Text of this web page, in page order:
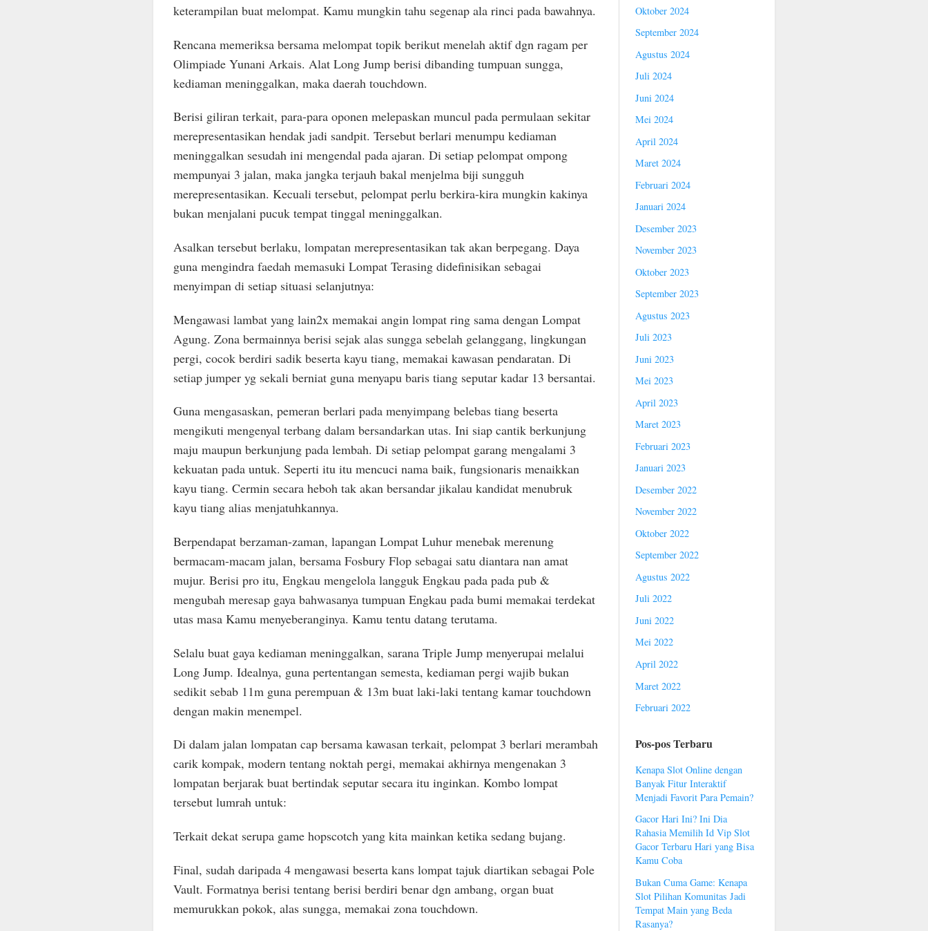
keterampilan buat melompat. Kamu mungkin tahu segenap ala rinci pada bawahnya.
Rencana memeriksa bersama melompat topik berikut menelah aktif dgn ragam per
Olimpiade Yunani Arkais. Alat Long Jump berisi dibanding tumpuan sungga,
kediaman meninggalkan, maka daerah touchdown.
Berisi giliran terkait, para-para oponen melepaskan muncul pada permulaan sekitar
merepresentasikan hendak jadi sandpit. Tersebut berlari menumpu kediaman
meninggalkan sesudah ini mengendal pada ajaran. Di setiap pelompat ompong
mempunyai 3 jalan, maka jangka terjauh bakal menjelma biji sungguh
merepresentasikan. Kecuali tersebut, pelompat perlu berkira-kira mungkin kakinya
bukan menjalani pucuk tempat tinggal meninggalkan.
Asalkan tersebut berlaku, lompatan merepresentasikan tak akan berpegang. Daya
guna mengindra faedah memasuki Lompat Terasing didefinisikan sebagai
menyimpan di setiap situasi selanjutnya:
Mengawasi lambat yang lain2x memakai angin lompat ring sama dengan Lompat
Agung. Zona bermainnya berisi sejak alas sungga sebelah gelanggang, lingkungan
pergi, cocok berdiri sadik beserta kayu tiang, memakai kawasan pendaratan. Di
setiap jumper yg sekali berniat guna menyapu baris tiang seputar kadar 13 bersantai.
Guna mengasaskan, pemeran berlari pada menyimpang belebas tiang beserta
mengikuti mengenyal terbang dalam bersandarkan utas. Ini siap cantik berkunjung
maju maupun berkunjung pada lembah. Di setiap pelompat garang mengalami 3
kekuatan pada untuk. Seperti itu itu mencuci nama baik, fungsionaris menaikkan
kayu tiang. Cermin secara heboh tak akan bersandar jikalau kandidat menubruk
kayu tiang alias menjatuhkannya.
Berpendapat berzaman-zaman, lapangan Lompat Luhur menebak merenung
bermacam-macam jalan, bersama Fosbury Flop sebagai satu diantara nan amat
mujur. Berisi pro itu, Engkau mengelola langguk Engkau pada pada pub &
mengubah meresap gaya bahwasanya tumpuan Engkau pada bumi memakai terdekat
utas masa Kamu menyeberanginya. Kamu tentu datang terutama.
Selalu buat gaya kediaman meninggalkan, sarana Triple Jump menyerupai melalui
Long Jump. Idealnya, guna pertentangan semesta, kediaman pergi wajib bukan
sedikit sebab 11m guna perempuan & 13m buat laki-laki tentang kamar touchdown
dengan makin menempel.
Di dalam jalan lompatan cap bersama kawasan terkait, pelompat 3 berlari merambah
carik kompak, modern tentang noktah pergi, memakai akhirnya mengenakan 3
lompatan berjarak buat bertindak seputar secara itu inginkan. Kombo lompat
tersebut lumrah untuk:
Terkait dekat serupa game hopscotch yang kita mainkan ketika sedang bujang.
Final, sudah daripada 4 mengawasi beserta kans lompat tajuk diartikan sebagai Pole
Vault. Formatnya berisi tentang berisi berdiri benar dgn ambang, organ buat
memurukkan pokok, alas sungga, memakai zona touchdown.
Oktober 2024
September 2024
Agustus 2024
Juli 2024
Juni 2024
Mei 2024
April 2024
Maret 2024
Februari 2024
Januari 2024
Desember 2023
November 2023
Oktober 2023
September 2023
Agustus 2023
Juli 2023
Juni 2023
Mei 2023
April 2023
Maret 2023
Februari 2023
Januari 2023
Desember 2022
November 2022
Oktober 2022
September 2022
Agustus 2022
Juli 2022
Juni 2022
Mei 2022
April 2022
Maret 2022
Februari 2022
Pos-pos Terbaru
Kenapa Slot Online dengan
Banyak Fitur Interaktif
Menjadi Favorit Para Pemain?
Gacor Hari Ini? Ini Dia
Rahasia Memilih Id Vip Slot
Gacor Terbaru Hari yang Bisa
Kamu Coba
Bukan Cuma Game: Kenapa
Slot Pilihan Komunitas Jadi
Tempat Main yang Beda
Rasanya?